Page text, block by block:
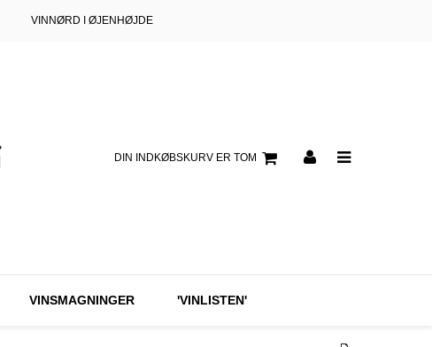
VINNØRD I ØJENHØJDE
DIN INDKØBSKURV ER TOM
VINSMAGNINGER 'VINLISTEN'